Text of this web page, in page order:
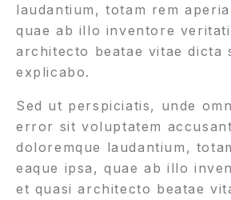
laudantium, totam rem
quae ab illo inventore
architecto beatae vitae dicta
explicabo.
Sed ut perspiciatis, unde
error sit voluptatem
doloremque laudantium,
eaque ipsa, quae ab illo
et quasi architecto beatae